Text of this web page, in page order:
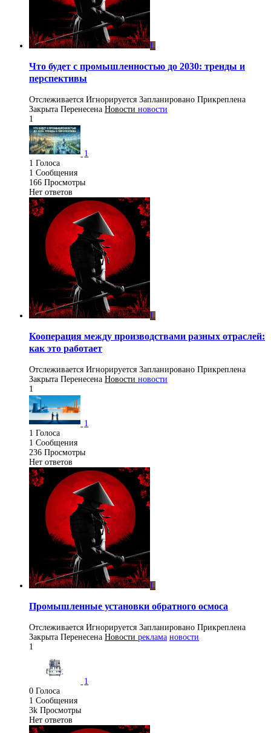
L
Что будет с промышленностью до 2030: тренды и
перспективы
Отслеживается Игнорируется Запланировано Прикреплена
Закрыта Перенесена Новости новости
1
1
1 Голоса
1 Сообщения
166 Просмотры
Нет ответов
L
Кооперация между производствами разных отраслей:
как это работает
Отслеживается Игнорируется Запланировано Прикреплена
Закрыта Перенесена Новости новости
1
1
1 Голоса
1 Сообщения
236 Просмотры
Нет ответов
L
Промышленные установки обратного осмоса
Отслеживается Игнорируется Запланировано Прикреплена
Закрыта Перенесена Новости реклама новости
1
1
0 Голоса
1 Сообщения
3k Просмотры
Нет ответов